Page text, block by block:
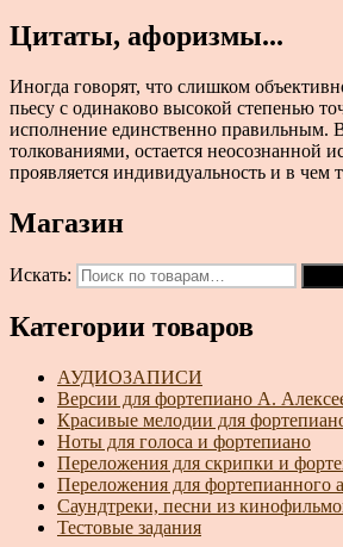
Цитаты, афоризмы...
Иногда говорят, что слишком
пьесу с одинаково высокой степенью
исполнение единственно правильным.
толкованиями, остается неосознанной
проявляется индивидуальность и в
Магазин
Искать:
Категории товаров
АУДИОЗАПИСИ
Версии для фортепиано А.
Красивые мелодии для
Ноты для голоса и фортепиано
Переложения для скрипки и
Переложения для фортепианного
Саундтреки, песни из
Тестовые задания